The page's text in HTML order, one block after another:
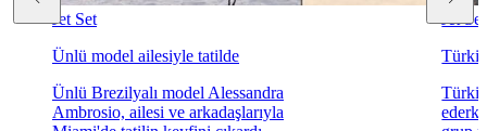
Jet Set
Ünlü model ailesiyle tatilde
Ünlü Brezilyalı model Alessandra
Ambrosio, ailesi ve arkadaşlarıyla
Jet Set